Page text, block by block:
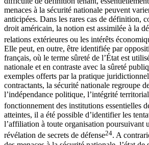
menaces à la sécurité nationale peuvent
anticipées. Dans les rares cas de définition,
droit américain, la notion est assimilée à la
relations extérieures ou les intérêts
Elle peut, en outre, être identifiée par
français, où le terme sûreté de l’État est
nationale et en contraste avec la sûreté
exemples offerts par la pratique
contractants, la sécurité nationale regroupe
l’indépendance politique, l’intégrité
fonctionnement des institutions essentielles
atteintes, il a été possible d’identifier les
l’affiliation à toute organisation poursuivant
révélation de secrets de défense24. A